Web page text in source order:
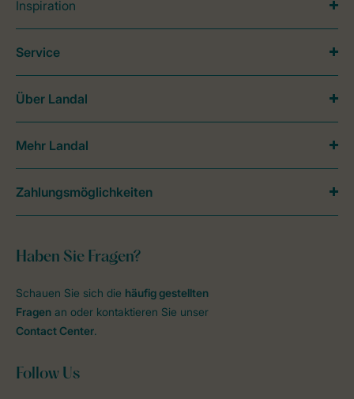
Inspiration
Haben Sie Fragen?
Schauen Sie sich die häufig gestellten
Fragen an oder kontaktieren Sie unser
Contact Center.
Follow Us
Service
Über Landal
Mehr Landal
Zahlungsmöglichkeiten